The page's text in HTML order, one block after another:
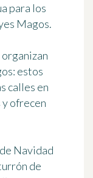
para los
Magos.
: estos
calles en
ofrecen
Navidad
de